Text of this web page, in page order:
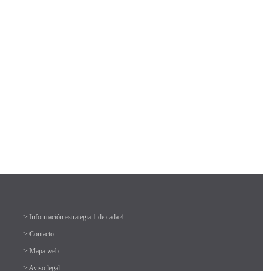
> Información estrategia 1 de cada 4
> Contacto
> Mapa web
> Aviso legal